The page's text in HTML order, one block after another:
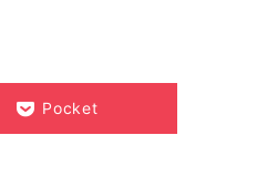
Pocket